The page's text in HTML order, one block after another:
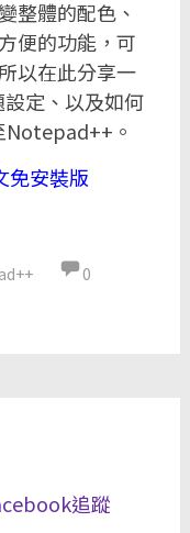
整體的配色、
便的功能，可
以在此分享一
定、以及如何
。
免安裝版
0